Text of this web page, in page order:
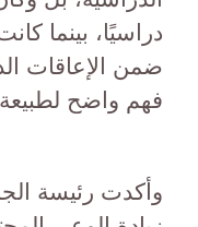
دراسيًا، بينما
ضمن الإعاقات
فهم واضح
وأكدت رئيسة